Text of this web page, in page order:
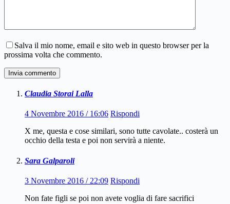
Salva il mio nome, email e sito web in questo browser per la
prossima volta che commento.
Invia commento
Claudia Storai Lalla
4 Novembre 2016 / 16:06 Rispondi
X me, questa e cose similari, sono tutte cavolate.. costerà un
occhio della testa e poi non servirà a niente.
Sara Galparoli
3 Novembre 2016 / 22:09 Rispondi
Non fate figli se poi non avete voglia di fare sacrifici